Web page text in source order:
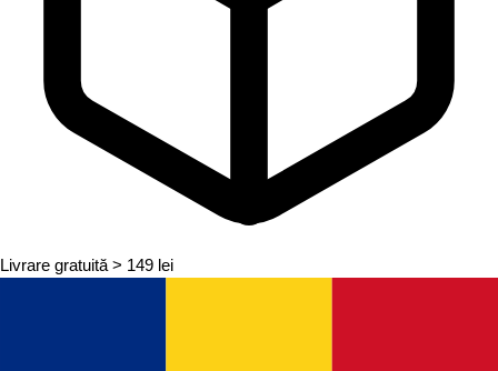
Livrare gratuită > 149 lei